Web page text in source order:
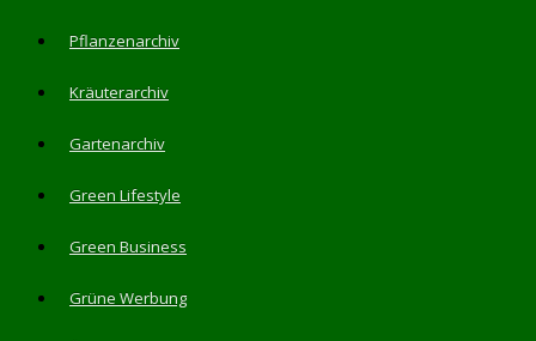
Pflanzenarchiv
Kräuterarchiv
Gartenarchiv
Green Lifestyle
Green Business
Grüne Werbung